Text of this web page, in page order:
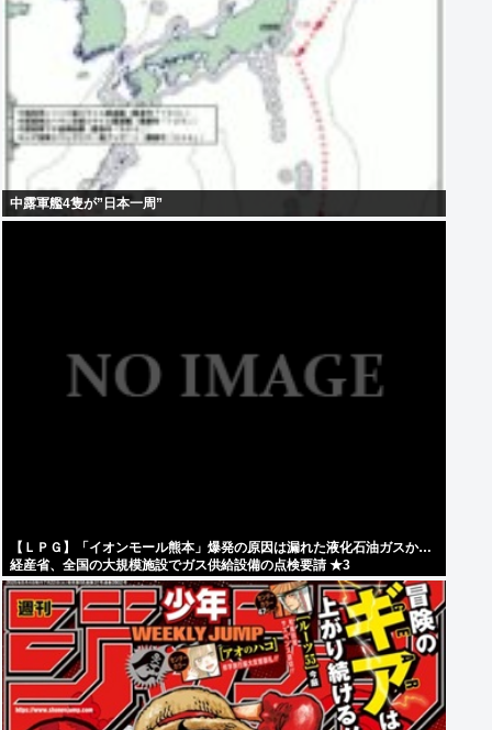
中露軍艦4隻が”日本一周”
【ＬＰＧ】「イオンモール熊本」爆発の原因は漏れた液化石油ガスか…
経産省、全国の大規模施設でガス供給設備の点検要請 ★3